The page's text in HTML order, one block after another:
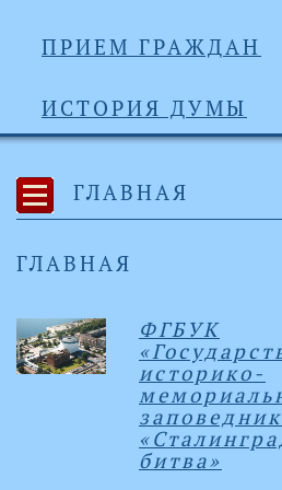
ПРИЕМ ГРАЖДАН
ИСТОРИЯ ДУМЫ
ГЛАВНАЯ
ГЛАВНАЯ
ФГБУК
историко-
заповедник
битва»